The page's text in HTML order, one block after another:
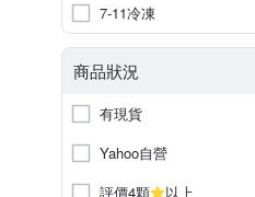
7-11冷凍
商品狀況
有現貨
Yahoo自營
評價4顆
以上